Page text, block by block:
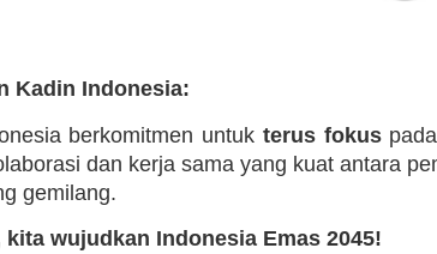
Kadin Indonesia:
berkomitmen untuk terus fokuspada
dan kerja sama yang kuat antara
gemilang.
kita wujudkan Indonesia Emas 2045!